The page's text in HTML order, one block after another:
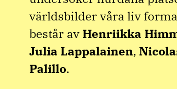
världsbilder våra liv
består av Henriikka
Julia Lappalainen,
Palillo.